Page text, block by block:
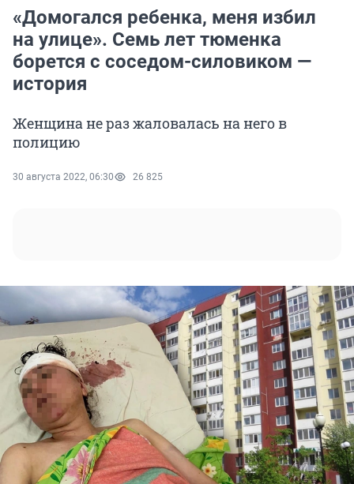
«Домогался ребенка, меня избил
на улице». Семь лет тюменка
борется с соседом-силовиком —
история
Женщина не раз жаловалась на него в
полицию
30 августа 2022, 06:30 26 825